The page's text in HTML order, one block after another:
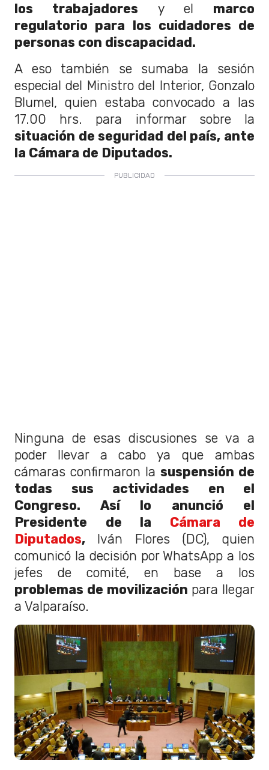
los trabajadores y el marco
regulatorio para los cuidadores de
personas con discapacidad.
A eso también se sumaba la sesión
especial del Ministro del Interior, Gonzalo
Blumel, quien estaba convocado a las
17.00 hrs. para informar sobre la
situación de seguridad del país, ante
la Cámara de Diputados.
Ninguna de esas discusiones se va a
poder llevar a cabo ya que ambas
cámaras confirmaron la suspensión de
todas sus actividades en el
Congreso. Así lo anunció el
Presidente de la Cámara de
Diputados, Iván Flores (DC), quien
comunicó la decisión por WhatsApp a los
jefes de comité, en base a los
problemas de movilización para llegar
a Valparaíso.